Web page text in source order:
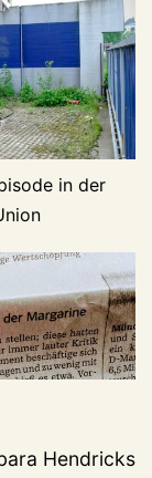
in der
Hendricks